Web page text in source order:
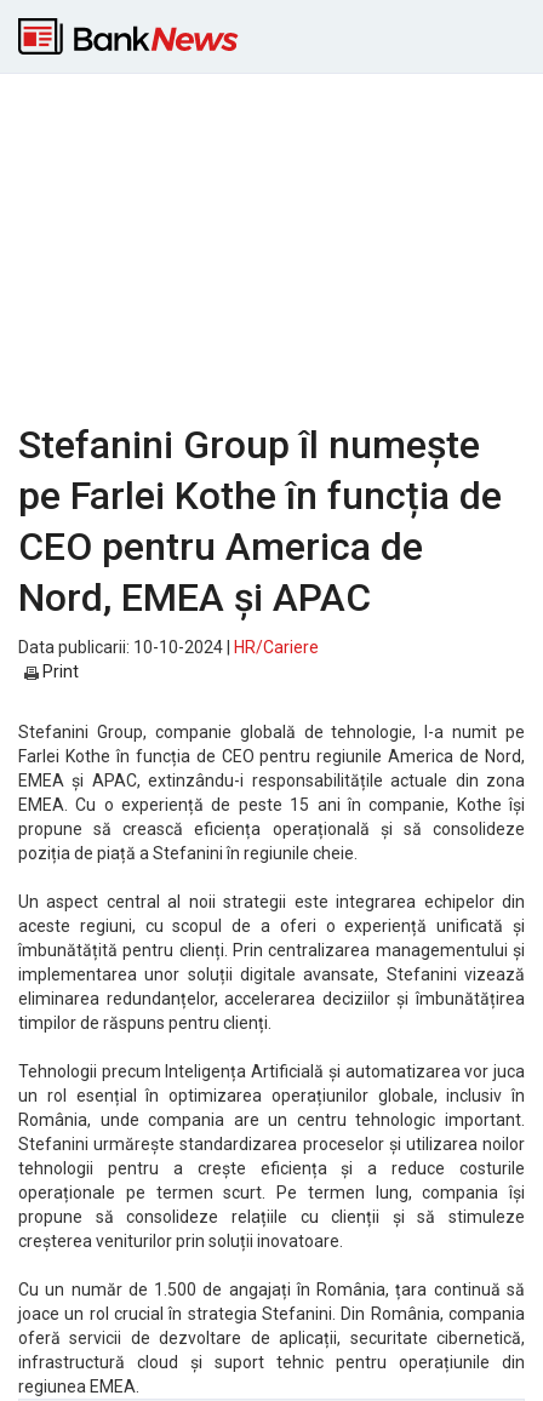
Stefanini Group îl numește
pe Farlei Kothe în funcția de
CEO pentru America de
Nord, EMEA și APAC
Data publicarii: 10-10-2024 |
HR/Cariere
Print
Stefanini Group, companie globală de tehnologie, l-a numit pe
Farlei Kothe în funcția de CEO pentru regiunile America de Nord,
EMEA și APAC, extinzându-i responsabilitățile actuale din zona
EMEA. Cu o experiență de peste 15 ani în companie, Kothe își
propune să crească eficiența operațională și să consolideze
poziția de piață a Stefanini în regiunile cheie.
Un aspect central al noii strategii este integrarea echipelor din
aceste regiuni, cu scopul de a oferi o experiență unificată și
îmbunătățită pentru clienți. Prin centralizarea managementului și
implementarea unor soluții digitale avansate, Stefanini vizează
eliminarea redundanțelor, accelerarea deciziilor și îmbunătățirea
timpilor de răspuns pentru clienți.
Tehnologii precum Inteligența Artificială și automatizarea vor juca
un rol esențial în optimizarea operațiunilor globale, inclusiv în
România, unde compania are un centru tehnologic important.
Stefanini urmărește standardizarea proceselor și utilizarea noilor
tehnologii pentru a crește eficiența și a reduce costurile
operaționale pe termen scurt. Pe termen lung, compania își
propune să consolideze relațiile cu clienții și să stimuleze
creșterea veniturilor prin soluții inovatoare.
Cu un număr de 1.500 de angajați în România, țara continuă să
joace un rol crucial în strategia Stefanini. Din România, compania
oferă servicii de dezvoltare de aplicații, securitate cibernetică,
infrastructură cloud și suport tehnic pentru operațiunile din
regiunea EMEA.